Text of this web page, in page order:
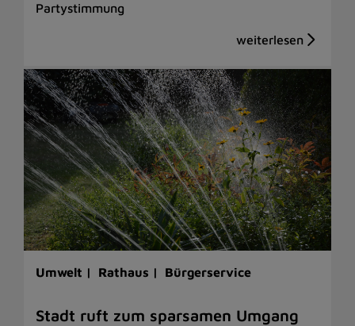
Partystimmung
Umwelt | Rathaus | Bürgerservice
Stadt ruft zum sparsamen Umgang